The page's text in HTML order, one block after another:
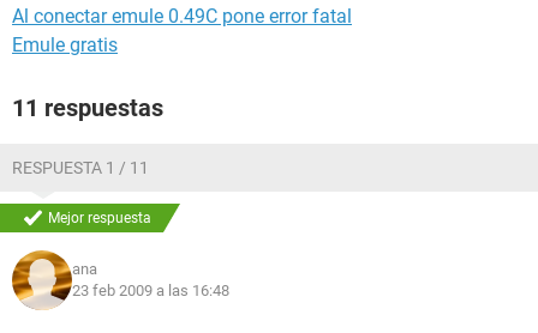
Al conectar emule 0.49C pone error fatal
Emule gratis
11 respuestas
RESPUESTA 1 / 11
Mejor respuesta
ana
23 feb 2009 a las 16:48